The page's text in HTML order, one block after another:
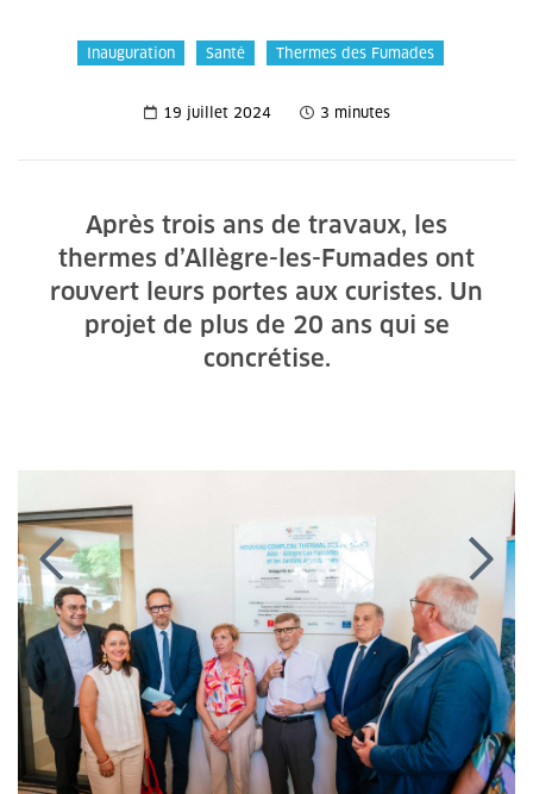
Inauguration Santé Thermes des Fumades
19 juillet 2024 3 minutes
Après trois ans de travaux, les
thermes d’Allègre-les-Fumades ont
rouvert leurs portes aux curistes. Un
projet de plus de 20 ans qui se
concrétise.